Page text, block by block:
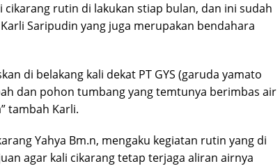
rutin di lakukan stiap bulan, dan ini sudah
Saripudin yang juga merupakan bendahara
di belakang kali dekat PT GYS (garuda yamato
dan pohon tumbang yang temtunya berimbas air
tambah Karli.
Yahya Bm.n, mengaku kegiatan rutin yang di
agar kali cikarang tetap terjaga aliran airnya